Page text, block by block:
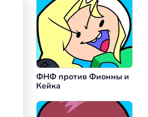
ФНФ против Фионны и
Кейка